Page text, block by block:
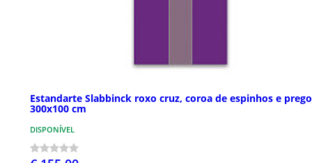
Estandarte Slabbinck roxo cruz, coroa de espinhos e
300x100 cm
DISPONÍVEL